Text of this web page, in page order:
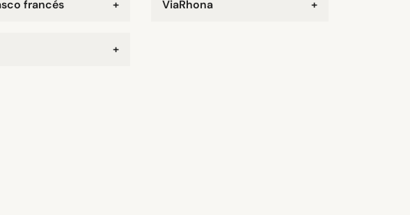
+
francés
+
+
ViaRhona